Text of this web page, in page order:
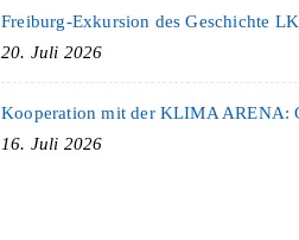
Freiburg-Exkursion des Geschichte LK
20. Juli 2026
16. Juli 2026